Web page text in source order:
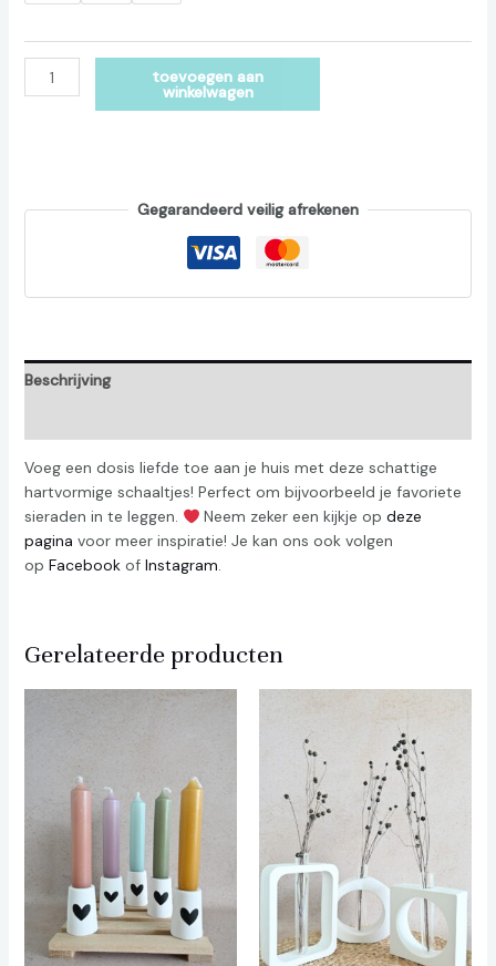
toevoegen aan
winkelwagen
Gegarandeerd veilig afrekenen
Beschrijving
Voeg een dosis liefde toe aan je huis met deze schattige
hartvormige schaaltjes! Perfect om bijvoorbeeld je favoriete
sieraden in te leggen.
Neem zeker een kijkje opdeze
pagina voor meer inspiratie! Je kan ons ook volgen
op Facebookof Instagram.
Gerelateerde producten